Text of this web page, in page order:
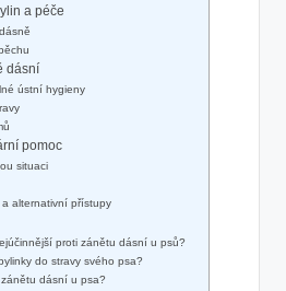
a péče
dásní
ústní hygieny
pomoc
situaci
alternativní přístupy
proti zánětu dásní u psů?
do stravy svého psa?
dásní u psa?